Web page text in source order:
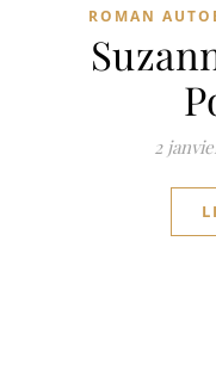
ROMAN
2